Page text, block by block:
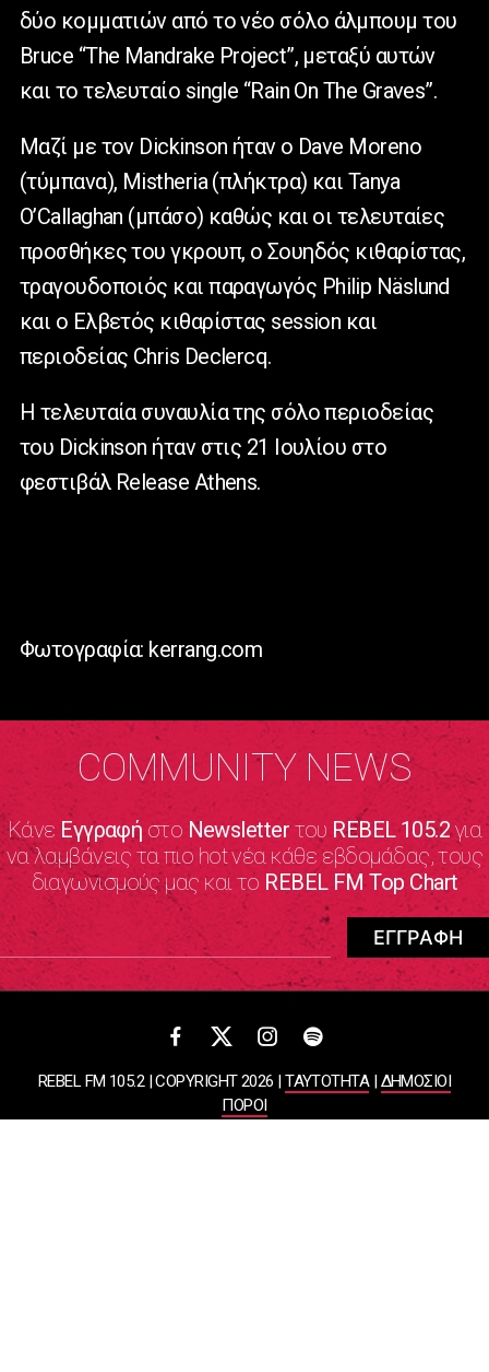
δύο κομματιών από το νέο σόλο άλμπουμ του
Bruce “The Mandrake Project”, μεταξύ αυτών
και το τελευταίο single “Rain On The Graves”.
Μαζί με τον Dickinson ήταν ο Dave Moreno
(τύμπανα), Mistheria (πλήκτρα) και Tanya
O’Callaghan (μπάσο) καθώς και οι τελευταίες
προσθήκες του γκρουπ, ο Σουηδός κιθαρίστας,
τραγουδοποιός και παραγωγός Philip Näslund
και ο Ελβετός κιθαρίστας session και
περιοδείας Chris Declercq.
Η τελευταία συναυλία της σόλο περιοδείας
του Dickinson ήταν στις 21 Ιουλίου στο
φεστιβάλ Release Athens.
Φωτογραφία: kerrang.com
COMMUNITY NEWS
Κάνε Εγγραφήστο NewsletterτουREBEL 105.2για
να λαμβάνεις τα πιο hot νέα κάθε εβδομάδας, τους
διαγωνισμούς μας και το REBEL FM Top Chart
REBEL FM 105.2 | COPYRIGHT 2026 |ΤΑΥΤΟΤΗΤΑ|ΔΗΜΟΣΙΟΙ
ΠΟΡΟΙ